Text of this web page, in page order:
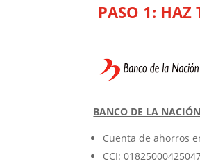
PASO 1: HAZ
BANCO DE LA NACIÓN
Cuenta de ahorros
CCI: